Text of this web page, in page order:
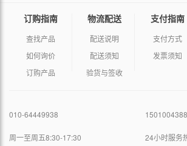
订购指南
查找产品
如何询价
订购产品
物流配送
配送说明
配送须知
验货与签收
支付指南
支付方式
发票须知
010-64449938
周一至周五8:30-17:30 24小时服务